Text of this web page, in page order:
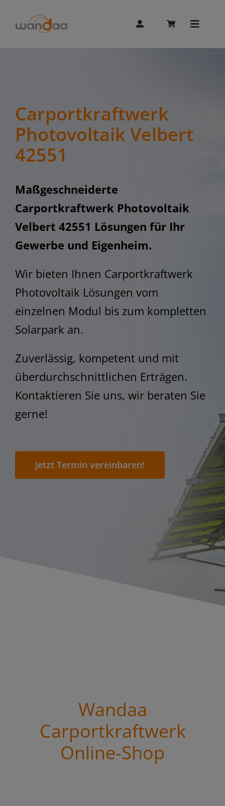
content
Toggle
Unitree
Booster
Whalesbot
STEM
Carportkraftwerk
Photovoltaik Velbert
42551
Maßgeschneiderte
Carportkraftwerk Photovoltaik
Velbert 42551 Lösungen für Ihr
Gewerbe und Eigenheim.
Wir bieten Ihnen Carportkraftwerk
Photovoltaik Lösungen vom
einzelnen Modul bis zum kompletten
Solarpark an.
Zuverlässig, kompetent und mit
überdurchschnittlichen Erträgen.
Kontaktieren Sie uns, wir beraten Sie
gerne!
Jetzt Termin vereinbaren!
Wandaa
Carportkraftwerk
Online-Shop